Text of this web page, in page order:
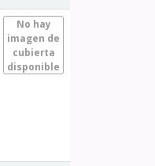
No hay
imagen de
cubierta
disponible